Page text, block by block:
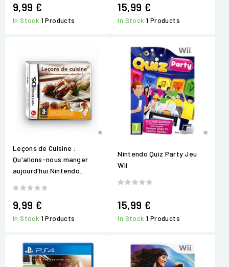
9,99 €
In Stock 1 Products
15,99 €
In Stock1 Products
Leçons de Cuisine :
Qu'allons-nous manger
aujourd'hui Nintendo...
9,99 €
In Stock 1 Products
Nintendo Quiz Party Jeu
Wii
15,99 €
In Stock1 Products